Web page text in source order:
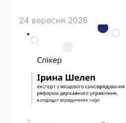
24 вересня 2026